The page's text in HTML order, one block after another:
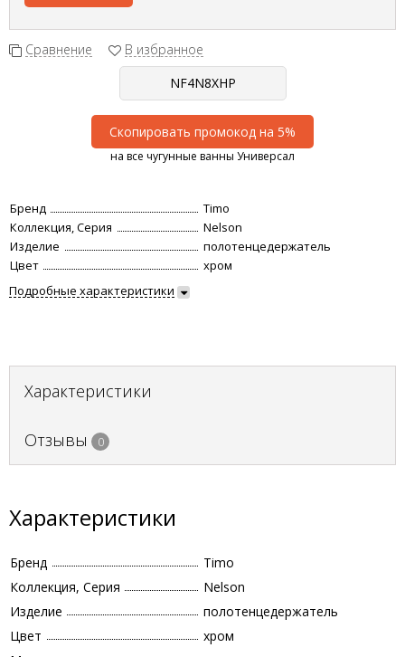
Сравнение В избранное
Скопировать промокод на 5%
на все чугунные ванны Универсал
Бренд
Timo
Коллекция, Серия
Nelson
Изделие
полотенцедержатель
Цвет
хром
Подробные характеристики
Характеристики
Отзывы 0
Характеристики
Бренд
Timo
Коллекция, Серия
Nelson
Изделие
полотенцедержатель
Цвет
хром